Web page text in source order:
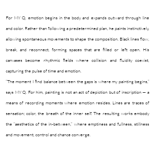
For MY Q, emotion begins in the body and expands outward through line
and color. Rather than following a predetermined plan, he paints instinctively,
allowing spontaneous movements to shape the composition. Black lines flow,
break, and reconnect, forming spaces that are filled or left open. His
canvases become rhythmic fields where collision and fluidity coexist,
capturing the pulse of time and emotion.
“The moment I find balance between the gaps is where my painting begins,”
says MY Q. For him, painting is not an act of depiction but of inscription — a
means of recording moments where emotion resides. Lines are traces of
sensation; color, the breath of the inner self. The resulting works embody
the “aesthetics of the in-between,” where emptiness and fullness, stillness
and movement, control and chance converge.